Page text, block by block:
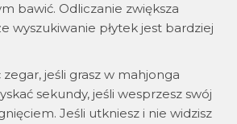
bawić. Odliczanie zwiększa
​​wyszukiwanie płytek jest bardziej
jeśli grasz w mahjonga
sekundy, jeśli wesprzesz swój
Jeśli utkniesz i nie widzisz